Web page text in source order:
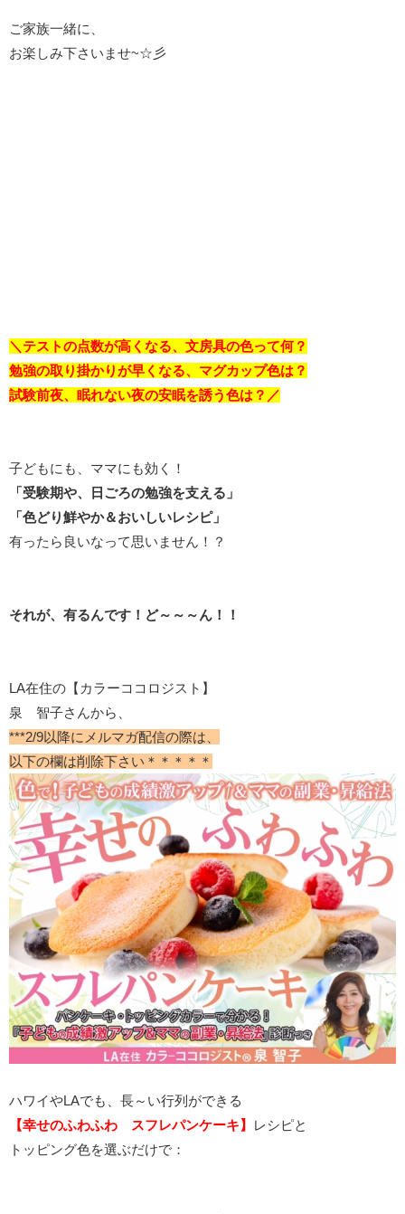
ご家族一緒に、
お楽しみ下さいませ~☆彡
＼テストの点数が高くなる、文房具の色って何？
勉強の取り掛かりが早くなる、マグカップ色は？
試験前夜、眠れない夜の安眠を誘う色は？／
子どもにも、ママにも効く！
「受験期や、日ごろの勉強を支える」
「色どり鮮やか＆おいしいレシピ」
有ったら良いなって思いません！？
それが、有るんです！ど～～～ん！！
LA在住の【カラーココロジスト】
泉 智子さんから、
***2/9以降にメルマガ配信の際は、
以下の欄は削除下さい＊＊＊＊＊
ハワイやLAでも、長～い行列ができる
【幸せのふわふわ スフレパンケーキ】
レシピと
トッピング色を選ぶだけで：